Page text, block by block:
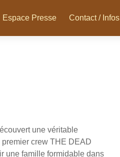
Espace Presse Contact / Infos
une véritable
crew THE DEAD
une famille formidable dans